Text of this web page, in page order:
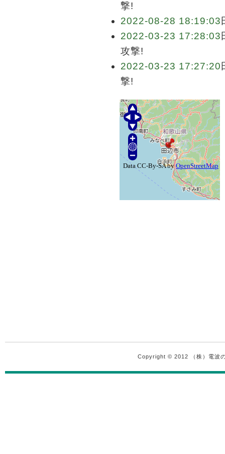
撃!
2022-08-28 18:19:03
2022-03-23 17:28:03
攻撃!
2022-03-23 17:27:20
撃!
Copyright © 2012 （株）電波